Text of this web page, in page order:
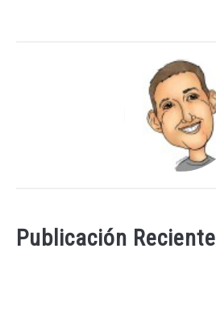
Publicación Reciente